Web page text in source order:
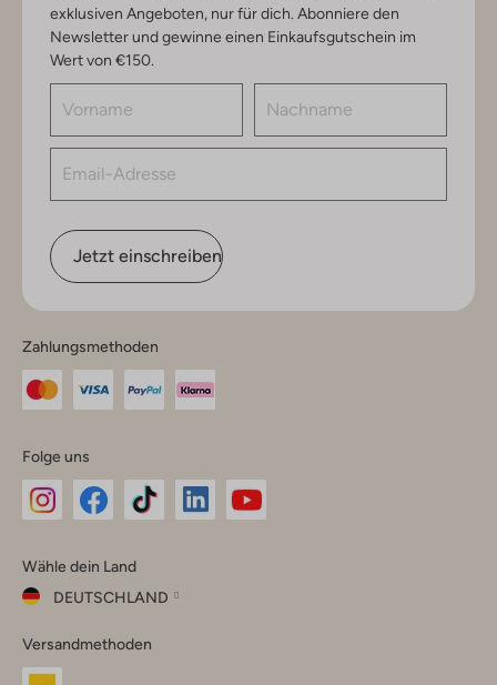
exklusiven Angeboten, nur für dich. Abonniere den
Newsletter und gewinne einen Einkaufsgutschein im
Wert von €150.
Jetzt einschreiben
Zahlungsmethoden
Folge uns
Instagram
Facebook
TikTok
Wähle dein Land
DEUTSCHLAND
dein
Land
Versandmethoden